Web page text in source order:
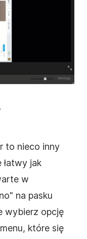
to nieco inny
jak
w
na pasku
wybierz opcję
które się